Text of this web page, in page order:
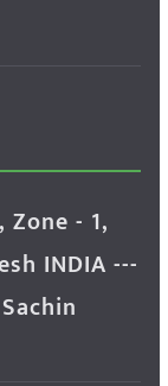
Zone - 1,
INDIA ---